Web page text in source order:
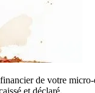
de votre
et déclaré.